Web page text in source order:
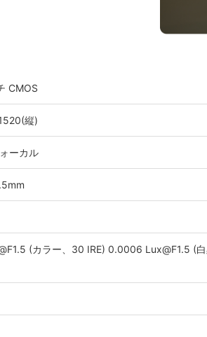
CMOS
縦)
ーカル
(カラー、30 IRE) 0.0006 Lux@F1.5 (